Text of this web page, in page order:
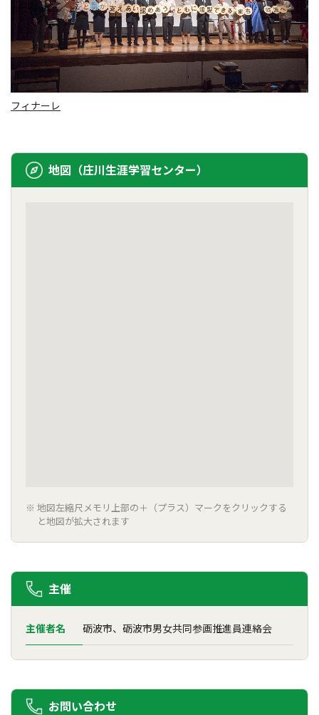
フィナーレ
地図（庄川生涯学習センター）
地図左縮尺メモリ上部の＋（プラス）マークをクリックする
と地図が拡大されます
主催
主催者名 砺波市、砺波市男女共同参画推進員連絡会
お問い合わせ